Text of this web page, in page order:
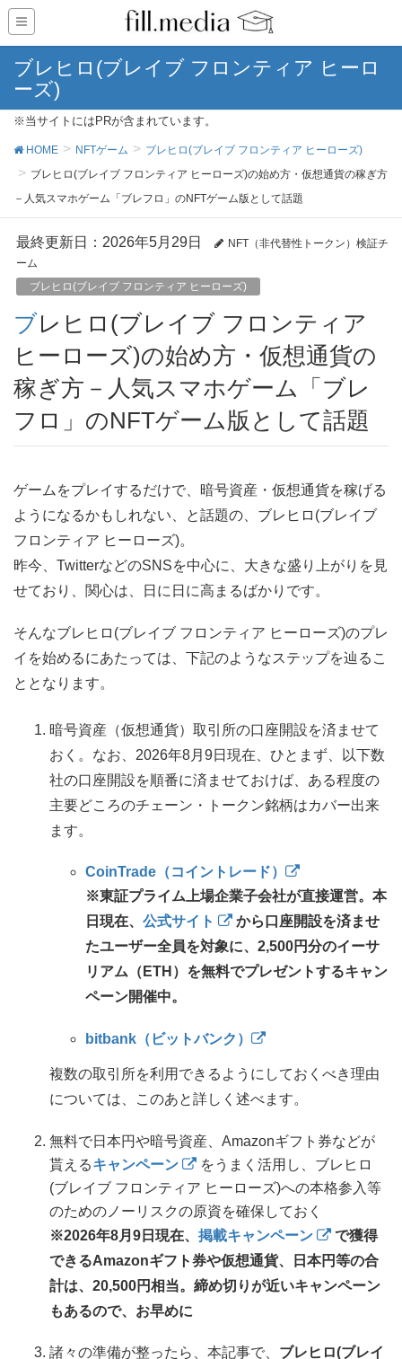
ブレヒロ(ブレイブ フロンティア ヒーロ
ーズ)
※当サイトにはPRが含まれています。
HOME NFTゲーム
ブレヒロ(ブレイブ フロンティア ヒーローズ)
ブレヒロ(ブレイブ フロンティア ヒーローズ)の始め方・仮想通貨の稼ぎ方
－人気スマホゲーム「ブレフロ」のNFTゲーム版として話題
最終更新日：2026年5月29日
NFT（非代替性トークン）検証チ
ーム
ブレヒロ(ブレイブ フロンティア ヒーローズ)
ブレヒロ(ブレイブ フロンティア
ヒーローズ)の始め方・仮想通貨の
稼ぎ方－人気スマホゲーム「ブレ
フロ」のNFTゲーム版として話題
ゲームをプレイするだけで、暗号資産・仮想通貨を稼げる
ようになるかもしれない、と話題の、ブレヒロ(ブレイブ
フロンティア ヒーローズ)。
昨今、TwitterなどのSNSを中心に、大きな盛り上がりを見
せており、関心は、日に日に高まるばかりです。
そんなブレヒロ(ブレイブ フロンティア ヒーローズ)のプレ
イを始めるにあたっては、下記のようなステップを辿るこ
ととなります。
暗号資産（仮想通貨）取引所の口座開設を済ませて
おく。なお、2026年8月9日現在、ひとまず、以下数
社の口座開設を順番に済ませておけば、ある程度の
主要どころのチェーン・トークン銘柄はカバー出来
ます。
CoinTrade（コイントレード）
※東証プライム上場企業子会社が直接運営。本
日現在、 公式サイト
から口座開設を済ませ
たユーザー全員を対象に、2,500円分のイーサ
リアム（ETH）を無料でプレゼントするキャン
ペーン開催中。
bitbank（ビットバンク）
複数の取引所を利用できるようにしておくべき理由
については、このあと詳しく述べます。
無料で日本円や暗号資産、Amazonギフト券などが
貰えるキャンペーン
をうまく活用し、ブレヒロ
(ブレイブ フロンティア ヒーローズ)への本格参入等
のためのノーリスクの原資を確保しておく
※2026年8月9日現在、 掲載キャンペーン
で獲得
できるAmazonギフト券や仮想通貨、日本円等の合
計は、20,500円相当。締め切りが近いキャンペーン
もあるので、お早めに
諸々の準備が整ったら、本記事で、 ブレヒロ(ブレイ